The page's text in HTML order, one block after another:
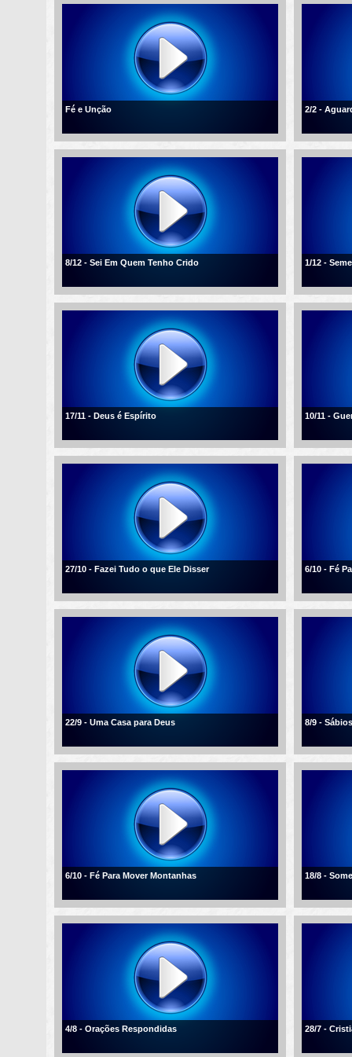
Fé e Unção 2/2 -
8/12 - Sei Em Quem Tenho Crido 1/12 -
17/11 - Deus é Espírito 10/11 -
27/10 - Fazei Tudo o que Ele Disser 6/10 - Fé
22/9 - Uma Casa para Deus 8/9 -
6/10 - Fé Para Mover Montanhas 18/8 -
4/8 - Orações Respondidas 28/7 -